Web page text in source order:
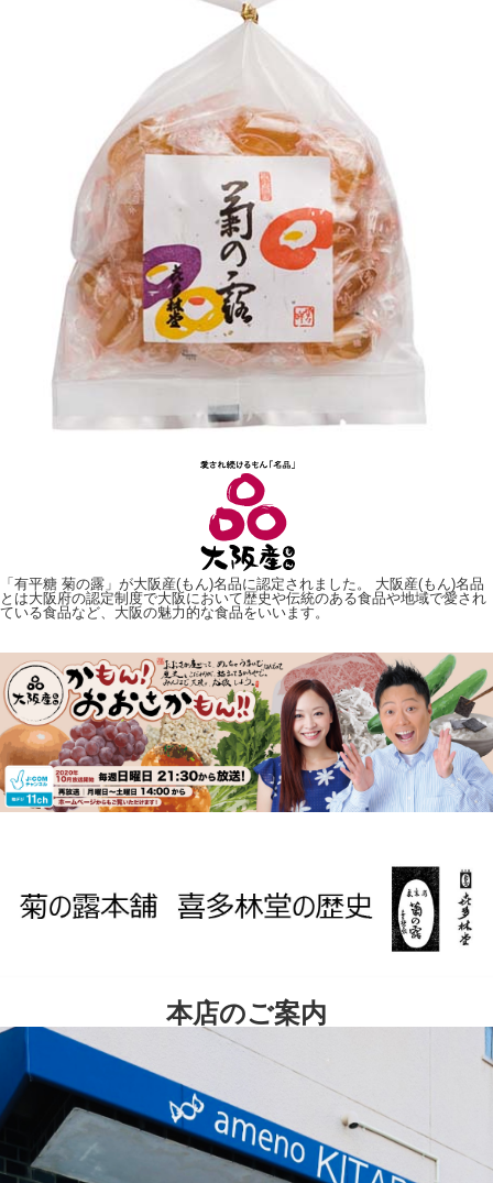
「有平糖 菊の露」が大阪産(もん)名品に認定されました。 大阪産(もん)名品
とは大阪府の認定制度で大阪において歴史や伝統のある食品や地域で愛され
ている食品など、大阪の魅力的な食品をいいます。
本店のご案内